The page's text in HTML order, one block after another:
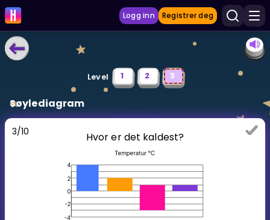
Logg inn Registrer deg
LÆRINGSVERKTØY
Læreplan
Gangetabellen
Level 1 2 3
Søylediagram
3/10 Hvor er det kaldest?